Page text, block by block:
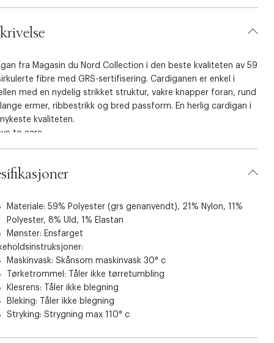
fra Magasin du Nord Collection i den beste kvaliteten av 59
fibre med GRS-sertifisering. Cardiganen er enkel i
med en nydelig strikket struktur, vakre knapper foran, rund
lange ermer, ribbestrikk og bred passform. En herlig cardigan i
kvaliteten.
to care
Recycled Standard (GRS)-sertifiseringen sikrer en sporbar
og kjemiske krav, samt anstendige arbeidsforhold i
bruken av nye råvarer.
produktet inneholder 59 % GRS-resirkulert materiale.
av Ecocert Greenlife
number 271732
textileexchange.com
Materiale: 59% Polyester (grs genanvendt), 21% Nylon, 11%
Polyester, 8% Uld, 1% Elastan
Mønster: Ensfarget
Maskinvask: Skånsom maskinvask 30° c
Tørketrommel: Tåler ikke tørretumbling
Klesrens: Tåler ikke blegning
Bleking: Tåler ikke blegning
Stryking: Strygning max 110° c